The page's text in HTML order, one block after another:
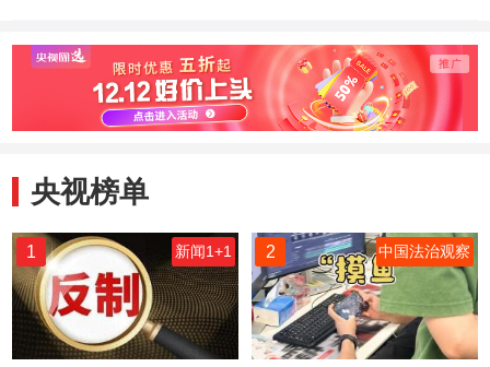
第31枚金牌
军
央视榜单
1 新闻1+1 2 中国法治观察